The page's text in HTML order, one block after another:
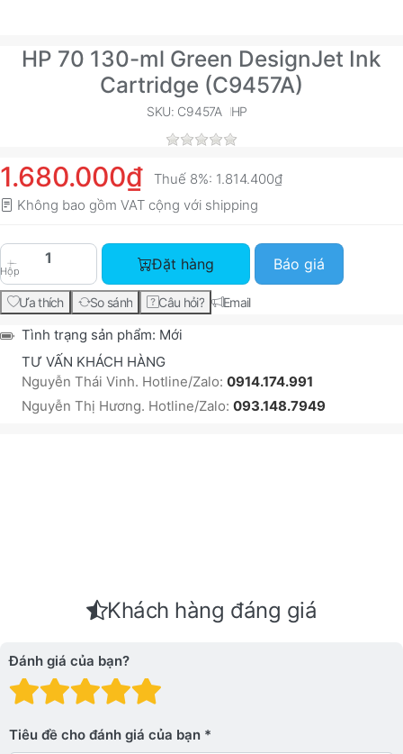
HP 70 130-ml Green DesignJet Ink
Cartridge (C9457A)
SKU: C9457A HP
1.680.000₫ Thuế 8%: 1.814.400₫
Không bao gồm VAT cộng với shipping
Hộp
HP 70 130-ml Green DesignJet Ink Cartridge
Đặt hàng Báo giá
Ưa thích So sánh Câu hỏi? Email
Tình trạng sản phẩm: Mới
TƯ VẤN KHÁCH HÀNG
Nguyễn Thái Vinh. Hotline/Zalo: 0914.174.991
Nguyễn Thị Hương. Hotline/Zalo: 093.148.7949
Khách hàng đáng giá
Đánh giá của bạn?
Đánh giá: 4 trên 5
Đánh giá: 3 trên 5 sao.
Đánh giá: 2 trên 5 sao.
Đánh giá: 1 trên 5 sao. Xấu
Tiêu đề cho đánh giá của bạn